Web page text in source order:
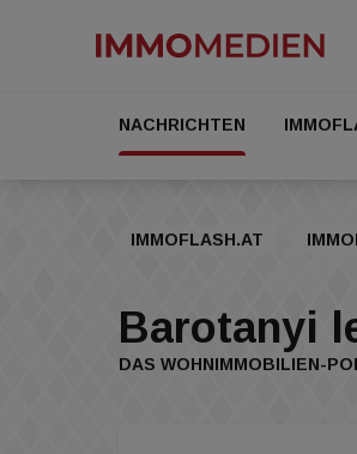
NACHRICHTEN
IMMOFLASH.AT
Barotanyi
DAS WOHNIMMOBILIEN-